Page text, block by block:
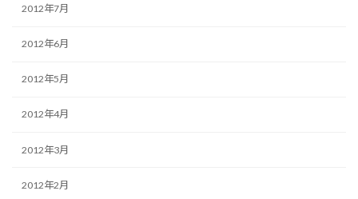
2012年7月
2012年6月
2012年5月
2012年4月
2012年3月
2012年2月